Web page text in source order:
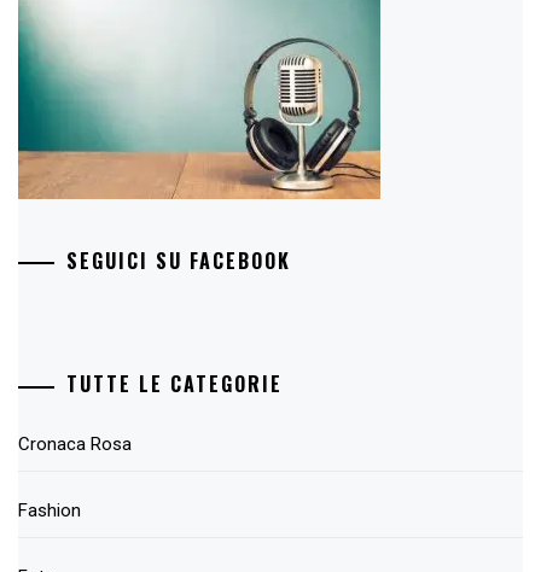
SEGUICI SU FACEBOOK
TUTTE LE CATEGORIE
Cronaca Rosa
Fashion